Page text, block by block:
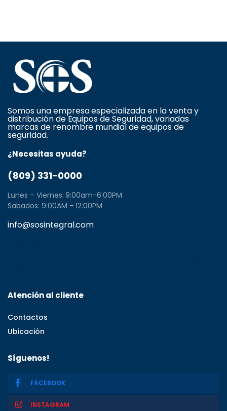
Somos una empresa especializada en la venta y
distribución de Equipos de Seguridad, variadas
marcas de renombre mundial de equipos de
seguridad.
¿Necesitas ayuda?
(809) 331-0000
Lunes – Viernes: 9:00am-6:00PM
Sabados: 9:00AM – 12:00PM
info@sosintegral.com
Atención al cliente
Contactos
Ubicación
Síguenos!
FACEBOOK
INSTAGRAM